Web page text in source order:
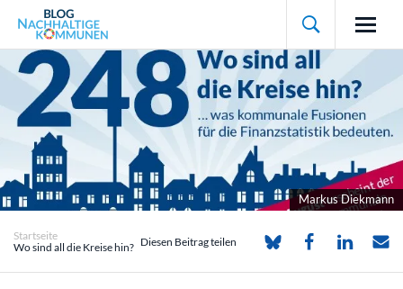

Markus Diekmann
Startseite
Wo sind all die Kreise hin? Diesen Beitrag teilen